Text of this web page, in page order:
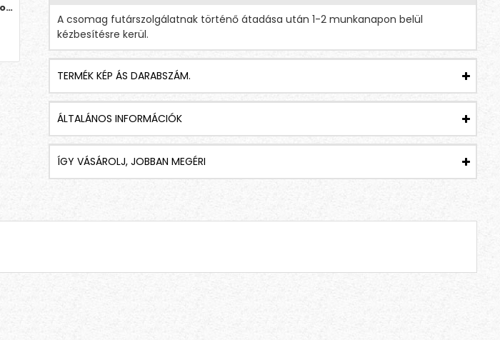
Coffee X-Presso - Aroma Decaff Mézeskalács
1,499 Ft 1,499 Ft 1,499 Ft
A csomag futárszolgálatnak történő átadása után 1-2 munkanapon belül
kézbesítésre kerül.
TERMÉK KÉP ÁS DARABSZÁM.
ÁLTALÁNOS INFORMÁCIÓK
ÍGY VÁSÁROLJ, JOBBAN MEGÉRI